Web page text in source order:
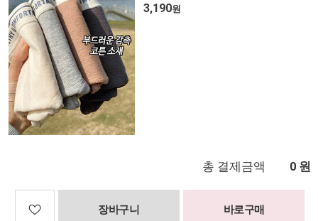
3,190원
총 결제금액 0 원
장바구니 바로구매